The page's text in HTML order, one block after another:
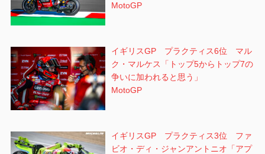
MotoGP
イギリスGP プラクティス6位 マル
ク・マルケス「トップ5からトップ7の
争いに加われると思う」
MotoGP
イギリスGP プラクティス3位 ファ
ビオ・ディ・ジャンアントニオ「アプ